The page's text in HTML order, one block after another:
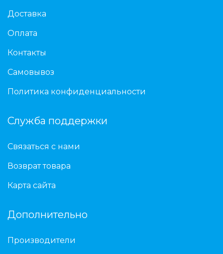
Доставка
Оплата
Контакты
Самовывоз
Политика конфиденциальности
Служба поддержки
Связаться с нами
Возврат товара
Карта сайта
Дополнительно
Производители